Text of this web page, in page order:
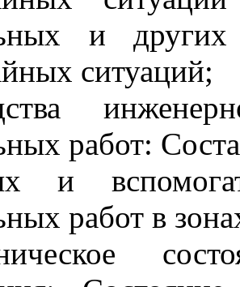
и
ситуаций;
работ:
и
работ в